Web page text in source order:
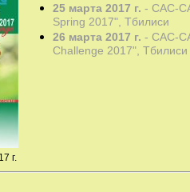
25 марта 2017 г. - CAC-
Spring 2017", Тбилиси
26 марта 2017 г. - CAC-
Challenge 2017", Тбилиси
г.